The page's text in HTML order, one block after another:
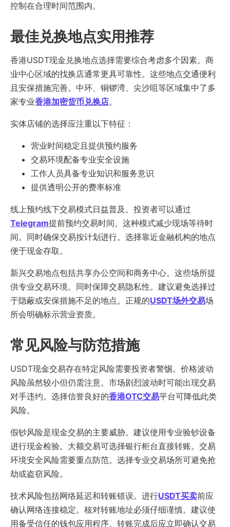
控制在合理时间范围内。
最佳兑换地点实用推荐
香港USDT现金兑换地点选择需要综合考虑多个因素。商
业中心区域的找换店通常更具可靠性。这些地点交通便利
且安保措施完善。中环、铜锣湾、尖沙咀等区域集中了多
家专业香港加密货币兑换店。
实体店铺的选择应注重以下特征：
营业时间稳定且提供预约服务
交易环境配备专业安全设施
工作人员具备专业知识和服务意识
提供透明公开的费率标准
线上预约线下交易模式日益普及。投资者可以通过
Telegram提前预约交易时间。这种模式减少现场等待时
间。同时确保交易按计划进行。选择靠近金融机构的地点
便于现金存取。
新兴交易地点包括共享办公空间和商务中心。这些场所提
供专业交易环境。同时保障交易隐私性。建议避免选择过
于隐蔽或安保措施不足的地点。正规的USDT场外交易场
所会明确标示营业资质。
常见风险与防范措施
USDT现金交易存在特定风险需要投资者警惕。价格波动
风险虽然较小但仍需注意。市场剧烈波动时可能出现交易
对手违约。选择信誉良好的香港OTC交易平台可降低此类
风险。
假钞风险是现金交易的主要威胁。建议使用专业验钞设备
进行现金检验。大额交易可选择银行柜台直接转账。交易
环境安全风险需要重点防范。选择专业交易场所可避免抢
劫或盗窃风险。
技术风险包括网络延迟和转账错误。进行USDT买卖前应
确认网络连接稳定。核对转账地址必须仔细谨慎。建议使
用备受信任的钱包应用程序。转账完成后应立即确认交易